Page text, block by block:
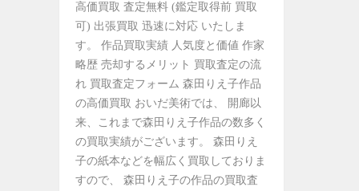
高価買取 査定無料 (鑑定取得前 買取
可) 出張買取 迅速に対応 いたしま
す。 作品買取実績 人気度と価値 作家
略歴 売却するメリット 買取査定の流
れ 買取査定フォーム 森田りえ子作品
の高価買取 おいだ美術では、 開廊以
来、これまで森田りえ子作品の数多く
の買取実績がございます。 森田りえ
子の紙本などを幅広く買取しておりま
すので、 森田りえ子の作品の買取査